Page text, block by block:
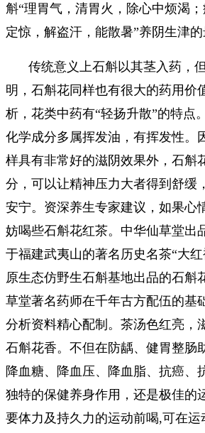
斛“理胃气，清胃火，除心中烦渴
定惊，解盗汗，能散暑”养阴生津的
传统意义上石斛以其茎入药，
明，石斛花同样也有很大的药用价
析，花类中药有“轻扬升散”的特点
化学成分多属挥发油，有挥发性。
样具有非常好的滋阴效果外，石斛
分，可以让精神压力大者得到舒缓
安宁。资深养生专家建议，如果心
妨喝些石斛花红茶。中华仙草堂出
于福建武夷山的著名历史名茶“大
原生态仿野生石斛基地出品的石斛
草堂著名药师在千年古方配伍的基
分析资料精心配制。茶汤色红亮，
石斛花香。不但在防龋、健胃整肠
降血糖、降血压、降血脂、抗癌、
独特的保健养身作用，还是极佳的
要体力及持久力的运动前喝,可在